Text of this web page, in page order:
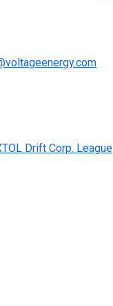
Drift Corp. League